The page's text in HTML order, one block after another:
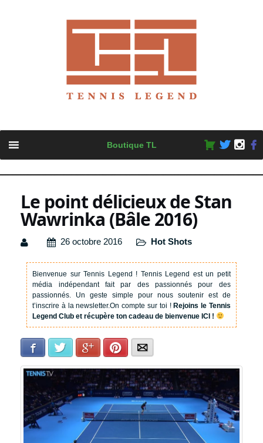
content
Boutique TL
Le point délicieux de Stan
Wawrinka (Bâle 2016)
26 octobre 2016 Hot Shots
Bienvenue sur Tennis Legend ! Tennis Legend est un petit
média indépendant fait par des passionnés pour des
passionnés. Un geste simple pour nous soutenir est de
t’inscrire à la newsletter.On compte sur toi !Rejoins le Tennis
Legend Club et récupère ton cadeau de bienvenue ICI !
Facebook Twitter Google+Pinterest